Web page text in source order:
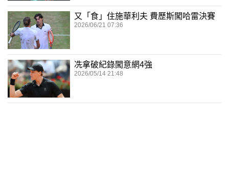
又「食」住施華利夫 費歷斯闖哈雷決賽
2026/06/21 07:36
冼拿破紀錄闖意網4強
2026/05/14 21:48